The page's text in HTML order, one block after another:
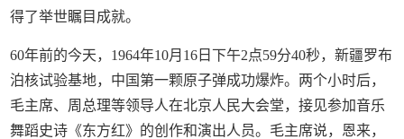
得了举世瞩目成就。
60年前的今天，1964年10月16日下午2点59分40秒，新疆罗布
泊核试验基地，中国第一颗原子弹成功爆炸。两个小时后，
毛主席、周总理等领导人在北京人民大会堂，接见参加音乐
舞蹈史诗《东方红》的创作和演出人员。毛主席说，恩来，